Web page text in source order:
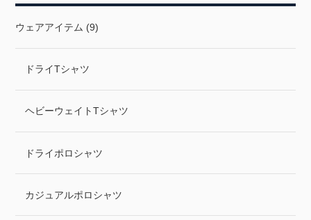
ウェアアイテム (9)
ドライTシャツ
ヘビーウェイトTシャツ
ドライポロシャツ
カジュアルポロシャツ